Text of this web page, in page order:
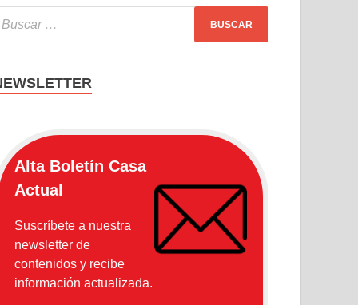
Alta Boletín Casa
Actual
Suscríbete a nuestra
newsletter de
contenidos y recibe
información actualizada.